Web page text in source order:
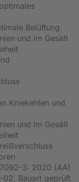
Belüftung
und im Gesäß
Kniekehlen und
und im Gesäß
3: 2020 (AA)
02, Bauart geprüft